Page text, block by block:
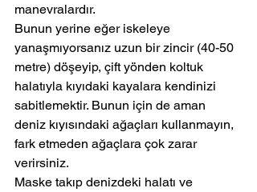
manevralardır.
Bunun yerine eğer iskeleye
yanaşmıyorsanız uzun bir zincir (40-50
metre) döşeyip, çift yönden koltuk
halatıyla kıyıdaki kayalara kendinizi
sabitlemektir. Bunun için de aman
deniz kıyısındaki ağaçları kullanmayın,
fark etmeden ağaçlara çok zarar
verirsiniz.
Maske takıp denizdeki halatı ve